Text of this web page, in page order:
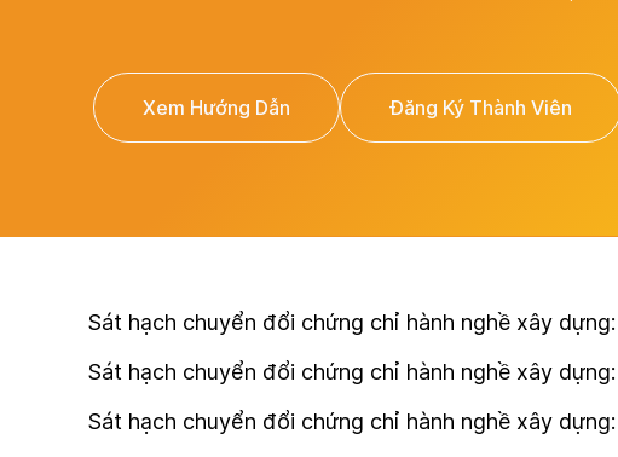
Xem Hướng Dẫn Đăng Ký Thành Viên
Sát hạch chuyển đổi chứng chỉ hành nghề xây
Sát hạch chuyển đổi chứng chỉ hành nghề xây
Sát hạch chuyển đổi chứng chỉ hành nghề xây